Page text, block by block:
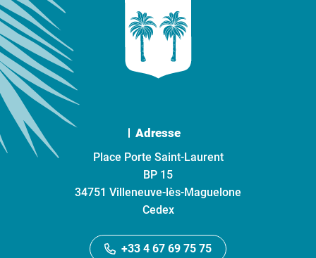
Adresse
Place Porte Saint-Laurent
BP 15
34751 Villeneuve-lès-Maguelone
Cedex
+33 4 67 69 75 75